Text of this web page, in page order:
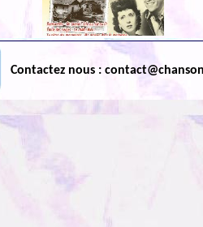
Contactez nous :